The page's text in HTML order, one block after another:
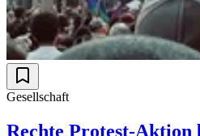
Gesellschaft
Rechte Protest-Aktion